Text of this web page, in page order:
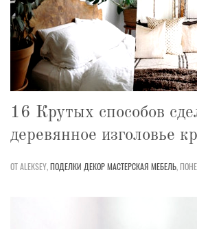
16 Крутых способов
деревянное изголовье
ОТ ALEKSEY,ПОДЕЛКИ ДЕКОРМАСТЕРСКАЯ МЕБЕЛЬ,